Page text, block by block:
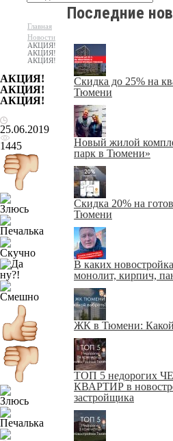
Главная
Новости
АКЦИЯ!
АКЦИЯ!
АКЦИЯ!
АКЦИЯ!
АКЦИЯ!
АКЦИЯ!
25.06.2019
1445
Последние
Скидка до 25% на
Тюмени
Новый жилой
парк в Тюмени»
Скидка 20% на
Тюмени
В каких
монолит, кирпич,
ЖК в Тюмени: Какой
ТОП 5
КВАРТИР в
застройщика